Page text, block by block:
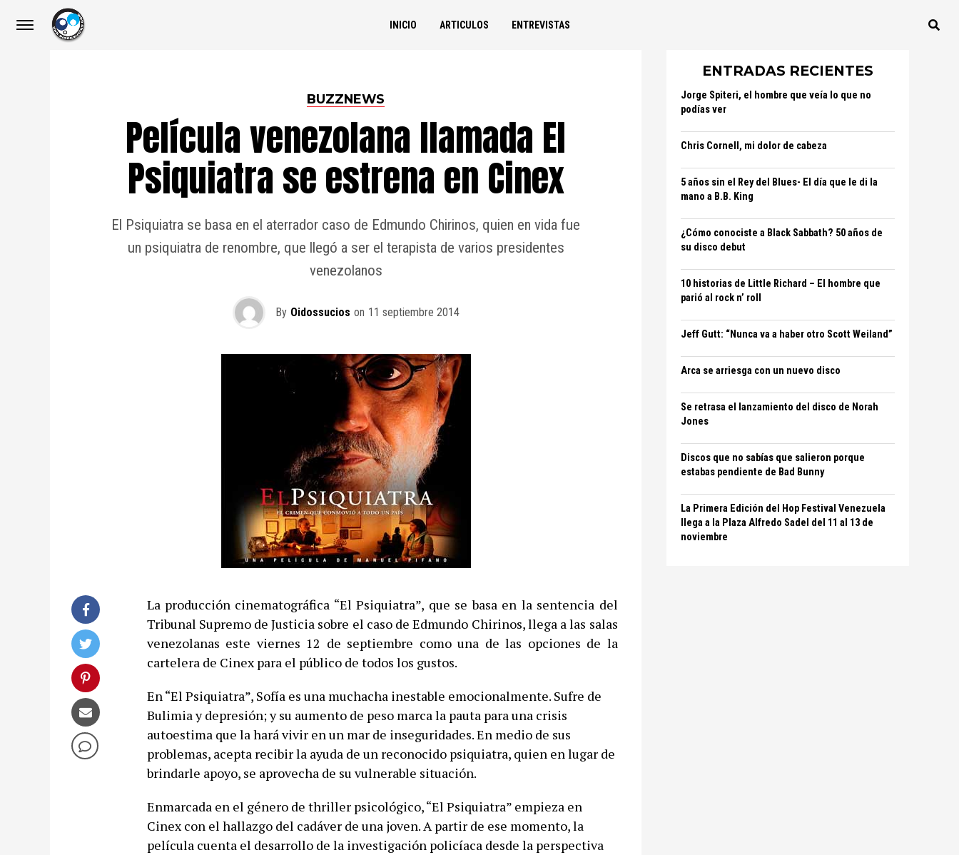
INICIO ARTICULOS ENTREVISTAS
BUZZNEWS
Película venezolana llamada El
Psiquiatra se estrena en Cinex
El Psiquiatra se basa en el aterrador caso de Edmundo Chirinos, quien en vida fue
un psiquiatra de renombre, que llegó a ser el terapista de varios presidentes
venezolanos
By Oidossucios on 11 septiembre 2014
La producción cinematográfica “El Psiquiatra”, que se basa en la sentencia del
Tribunal Supremo de Justicia sobre el caso de Edmundo Chirinos, llega a las salas
venezolanas este viernes 12 de septiembre como una de las opciones de la
cartelera de Cinex para el público de todos los gustos.
En “El Psiquiatra”, Sofía es una muchacha inestable emocionalmente. Sufre de
Bulimia y depresión; y su aumento de peso marca la pauta para una crisis
autoestima que la hará vivir en un mar de inseguridades. En medio de sus
problemas, acepta recibir la ayuda de un reconocido psiquiatra, quien en lugar de
brindarle apoyo, se aprovecha de su vulnerable situación.
Enmarcada en el género de thriller psicológico, “El Psiquiatra” empieza en
Cinex con el hallazgo del cadáver de una joven. A partir de ese momento, la
película cuenta el desarrollo de la investigación policíaca desde la perspectiva
ENTRADAS RECIENTES
Jorge Spiteri, el hombre que veía lo que no
podías ver
Chris Cornell, mi dolor de cabeza
5 años sin el Rey del Blues- El día que le di la
mano a B.B. King
¿Cómo conociste a Black Sabbath? 50 años de
su disco debut
10 historias de Little Richard – El hombre que
parió al rock n’ roll
Jeff Gutt: “Nunca va a haber otro Scott Weiland”
Arca se arriesga con un nuevo disco
Se retrasa el lanzamiento del disco de Norah
Jones
Discos que no sabías que salieron porque
estabas pendiente de Bad Bunny
La Primera Edición del Hop Festival Venezuela
llega a la Plaza Alfredo Sadel del 11 al 13 de
noviembre